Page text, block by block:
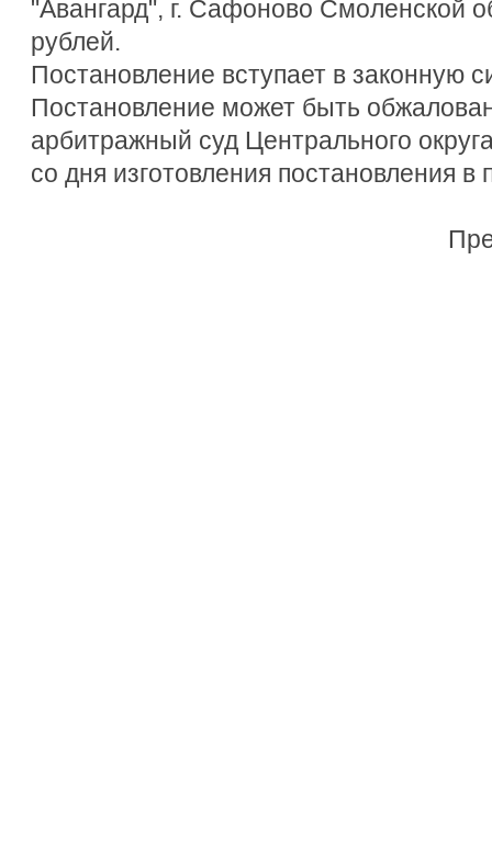
"Авангард", г. Сафоново Смоленской
рублей.
Постановление вступает в законную
Постановление может быть
арбитражный суд Центрального
со дня изготовления постановления